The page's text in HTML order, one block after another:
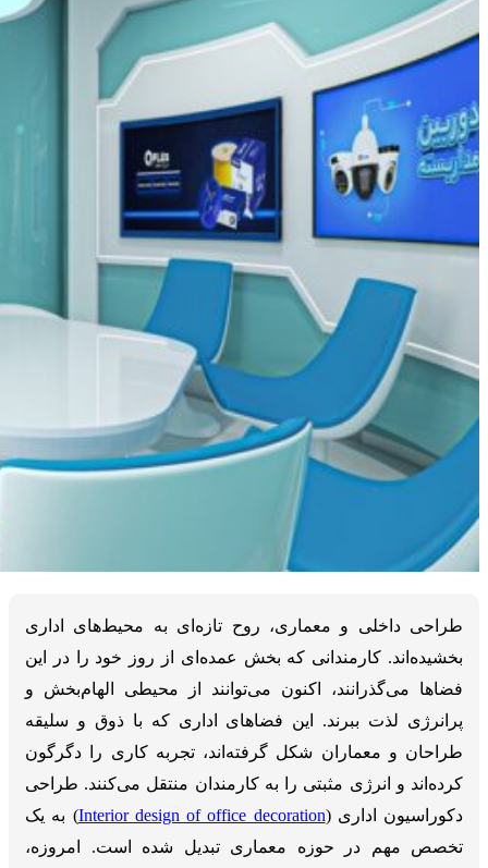
طراحی داخلی و معماری، روح تازه‌ای به محیط‌های اداری
بخشیده‌اند. کارمندانی که بخش عمده‌ای از روز خود را در این
فضاها می‌گذرانند، اکنون می‌توانند از محیطی الهام‌بخش و
پرانرژی لذت ببرند. این فضاهای اداری که با ذوق و سلیقه
طراحان و معماران شکل گرفته‌اند، تجربه کاری را دگرگون
کرده‌اند و انرژی مثبتی را به کارمندان منتقل می‌کنند. طراحی
دکوراسیون اداری (Interior design of office decoration) به یک
تخصص مهم در حوزه معماری تبدیل شده است. امروزه،